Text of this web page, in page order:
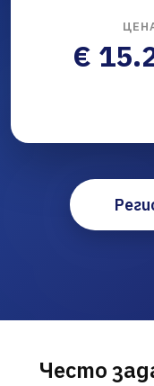
€
Често